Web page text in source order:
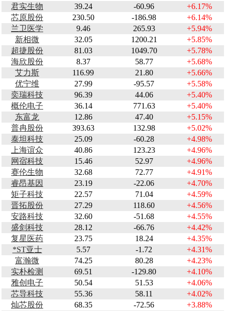
君实生物
39.24 -60.96
+6.17%
芯原股份
230.50 -186.98
+6.14%
兰卫医学
9.46 265.93
+5.94%
新相微
32.05 1200.21
+5.85%
超捷股份
81.03 1049.70
+5.78%
海欣股份
8.37 58.77
+5.68%
艾力斯
116.99 21.80
+5.66%
优宁维
27.99 -95.57
+5.58%
奕瑞科技
96.39 44.06
+5.40%
概伦电子
36.14 771.63
+5.40%
东富龙
12.86 47.40
+5.15%
普冉股份
393.63 132.98
+5.02%
泰坦科技
25.09 -60.28
+4.98%
上海谊众
40.86 123.23
+4.96%
网宿科技
15.46 52.97
+4.96%
赛伦生物
32.68 72.77
+4.91%
睿昂基因
23.19 -22.06
+4.70%
矩子科技
22.57 71.04
+4.59%
晋拓股份
27.29 118.60
+4.56%
安路科技
32.60 -51.68
+4.55%
盛剑科技
28.12 -66.76
+4.42%
复星医药
23.75 18.24
+4.35%
*ST亚士
5.57 -1.72
+4.31%
富瀚微
74.25 80.28
+4.23%
实朴检测
69.51 -129.80
+4.10%
雅创电子
50.54 51.53
+4.06%
芯导科技
55.36 58.11
+4.02%
灿芯股份
68.35 -72.56
+3.88%